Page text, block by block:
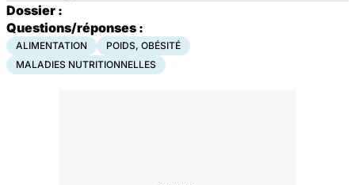
Dossier :
Questions/réponses :
ALIMENTATION
POIDS, OBÉSITÉ
MALADIES NUTRITIONNELLES